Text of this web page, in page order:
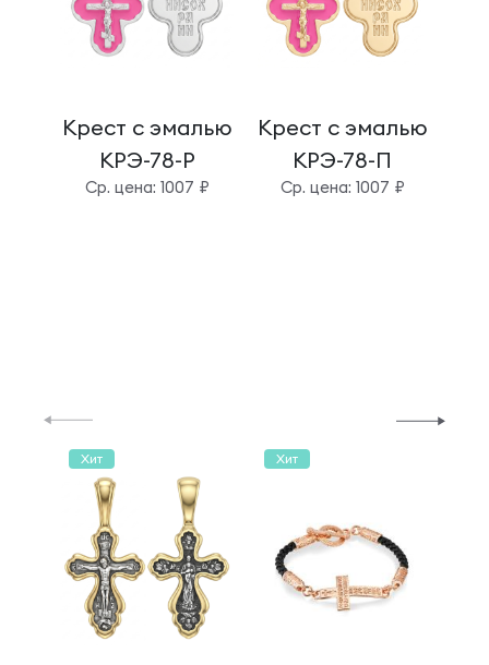
Крест с эмалью
КРЭ-78-Р
Cр. цена: 1007 ₽
Крест с эмалью
КРЭ-78-П
Cр. цена: 1007 ₽
Хит Хит